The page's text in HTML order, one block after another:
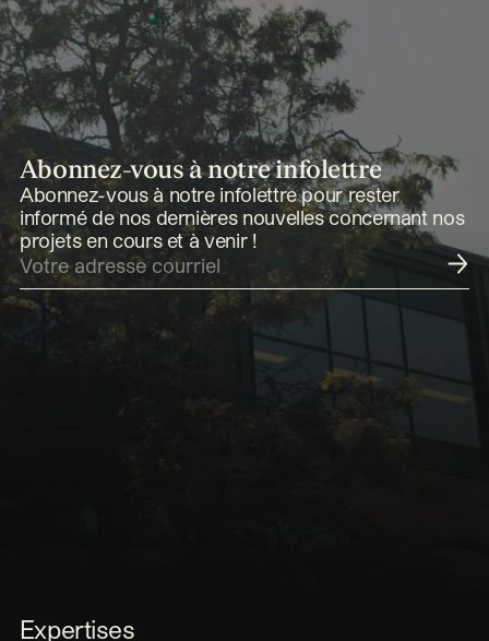
Abonnez-vous à notre infolettre
Abonnez-vous à notre infolettre pour rester
informé de nos dernières nouvelles concernant nos
projets en cours et à venir !
Soumettre
Expertises